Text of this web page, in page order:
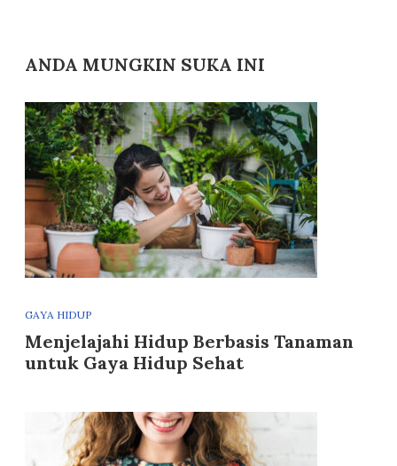
ANDA MUNGKIN SUKA INI
GAYA HIDUP
Menjelajahi Hidup Berbasis Tanaman
untuk Gaya Hidup Sehat